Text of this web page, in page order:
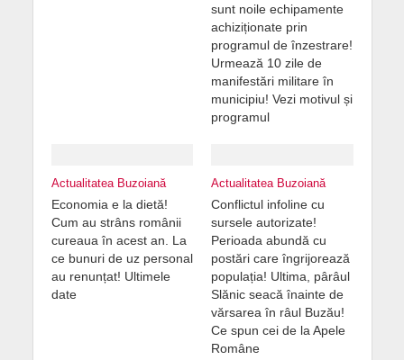
sunt noile echipamente
achiziționate prin
programul de înzestrare!
Urmează 10 zile de
manifestări militare în
municipiu! Vezi motivul și
programul
Actualitatea Buzoiană
Economia e la dietă!
Cum au strâns românii
cureaua în acest an. La
ce bunuri de uz personal
au renunțat! Ultimele
date
Actualitatea Buzoiană
Conflictul infoline cu
sursele autorizate!
Perioada abundă cu
postări care îngrijorează
populația! Ultima, pârâul
Slănic seacă înainte de
vărsarea în râul Buzău!
Ce spun cei de la Apele
Române